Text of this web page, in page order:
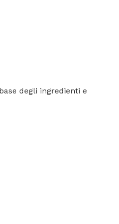
degli ingredienti e